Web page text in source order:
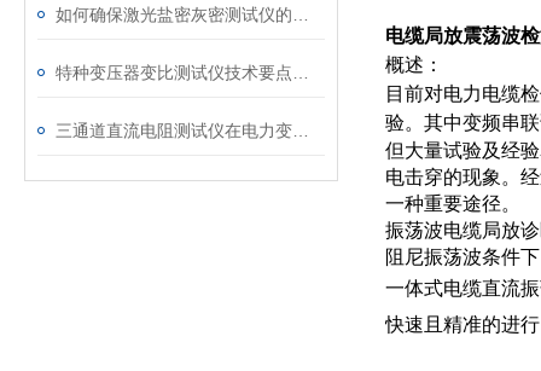
电缆局放震荡波
概述：
目前对电力电缆
验。其中变频串
但大量试验及经
电击穿的现象。
一种重要途径。
振荡波电缆局放
阻尼振荡波条件
一体式电缆直流
快速且精准的进